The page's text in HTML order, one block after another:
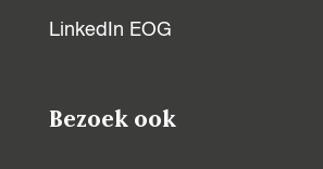
LinkedIn EOG
Bezoek ook